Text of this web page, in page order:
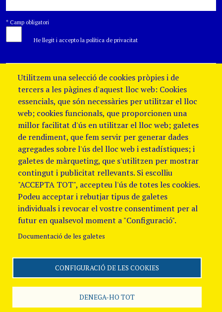
* Camp obligatori
He llegit i accepto la política de privacitat
Utilitzem una selecció de cookies pròpies i de
tercers a les pàgines d'aquest lloc web: Cookies
essencials, que són necessàries per utilitzar el lloc
web; cookies funcionals, que proporcionen una
millor facilitat d'ús en utilitzar el lloc web; galetes
de rendiment, que fem servir per generar dades
agregades sobre l'ús del lloc web i estadístiques; i
galetes de màrqueting, que s'utilitzen per mostrar
contingut i publicitat rellevants. Si escolliu
"ACCEPTA TOT", accepteu l'ús de totes les cookies.
Podeu acceptar i rebutjar tipus de galetes
individuals i revocar el vostre consentiment per al
futur en qualsevol moment a "Configuració".
Documentació de les galetes
CONFIGURACIÓ DE LES COOKIES
DENEGA-HO TOT
Política de
Privacitat
Canal